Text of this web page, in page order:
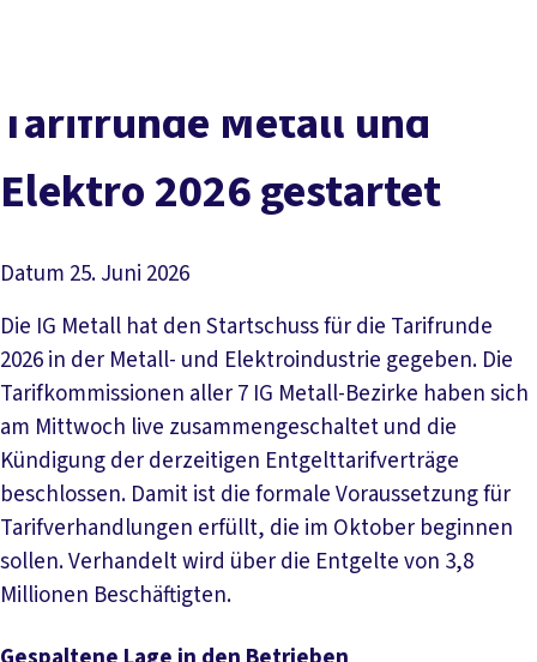
Service
Mitmachen
Tarifrunde Metall und
Elektro 2026 gestartet
Datum 25. Juni 2026
Die IG Metall hat den Startschuss für die Tarifrunde
2026 in der Metall- und Elektroindustrie gegeben. Die
Tarifkommissionen aller 7 IG Metall-Bezirke haben sich
am Mittwoch live zusammengeschaltet und die
Kündigung der derzeitigen Entgelttarifverträge
beschlossen. Damit ist die formale Voraussetzung für
Tarifverhandlungen erfüllt, die im Oktober beginnen
sollen. Verhandelt wird über die Entgelte von 3,8
Millionen Beschäftigten.